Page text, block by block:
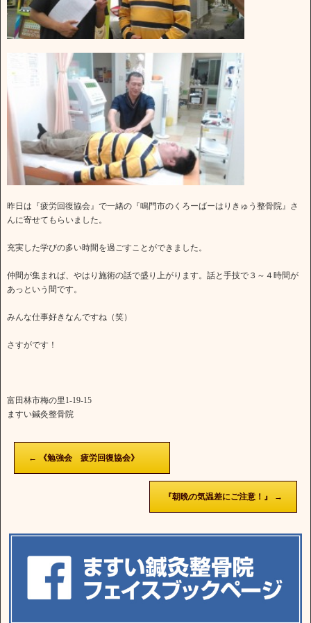
昨日は『疲労回復協会』で一緒の『鳴門市のくろーばーはりきゅう整骨院』さ
んに寄せてもらいました。
充実した学びの多い時間を過ごすことができました。
仲間が集まれば、やはり施術の話で盛り上がります。話と手技で３～４時間が
あっという間です。
みんな仕事好きなんですね（笑）
さすがです！
富田林市梅の里1-19-15
ますい鍼灸整骨院
← 《勉強会 疲労回復協会》
『朝晩の気温差にご注意！』 →